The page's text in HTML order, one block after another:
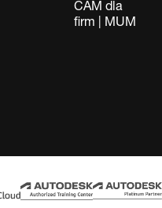
CAM dla
firm | MUM